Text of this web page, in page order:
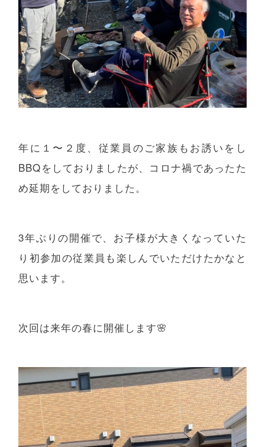
年に１〜２度、従業員のご家族もお誘いをし
BBQをしておりましたが、コロナ禍であったた
め延期をしておりました。
3年ぶりの開催で、お子様が大きくなっていた
り初参加の従業員も楽しんでいただけたかなと
思います。
次回は来年の春に開催します🌸